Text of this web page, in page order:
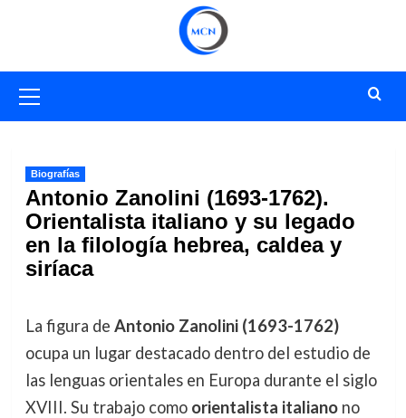
primario
Biografías
Antonio Zanolini (1693-1762).
Orientalista italiano y su legado
en la filología hebrea, caldea y
siríaca
La figura de Antonio Zanolini (1693-1762)
ocupa un lugar destacado dentro del estudio de
las lenguas orientales en Europa durante el siglo
XVIII. Su trabajo como orientalista italianono